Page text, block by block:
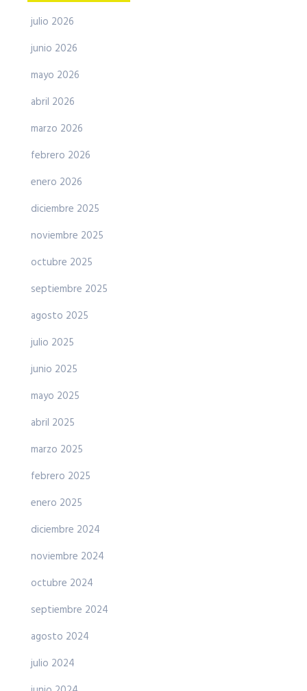
julio 2026
junio 2026
mayo 2026
abril 2026
marzo 2026
febrero 2026
enero 2026
diciembre 2025
noviembre 2025
octubre 2025
septiembre 2025
agosto 2025
julio 2025
junio 2025
mayo 2025
abril 2025
marzo 2025
febrero 2025
enero 2025
diciembre 2024
noviembre 2024
octubre 2024
septiembre 2024
agosto 2024
julio 2024